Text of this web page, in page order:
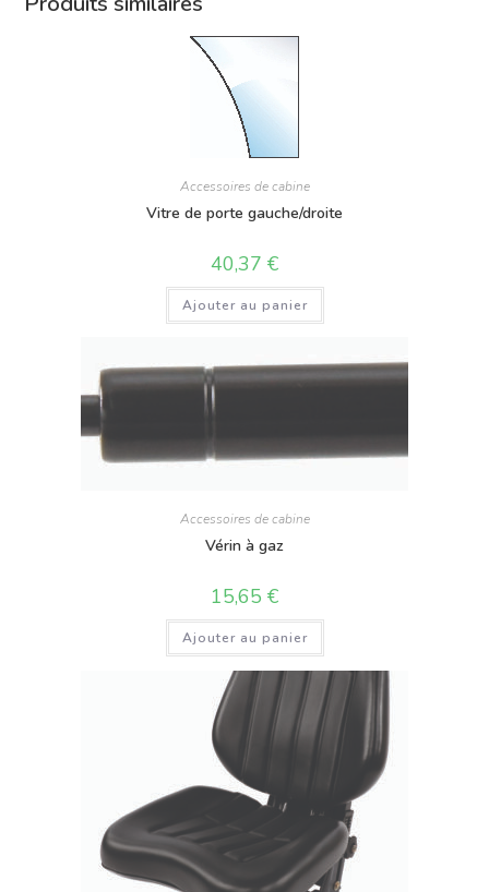
Accessoires de cabine
Vitre de porte gauche/droite
40,37 €
Ajouter au panier
Accessoires de cabine
Vérin à gaz
15,65 €
Ajouter au panier